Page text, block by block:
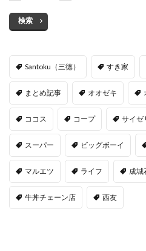
検索
Santoku（三徳） すき家
まとめ記事 オオゼキ
ココス コープ サイゼ
スーパー ビッグボーイ
マルエツ ライフ 成城
牛丼チェーン店 西友